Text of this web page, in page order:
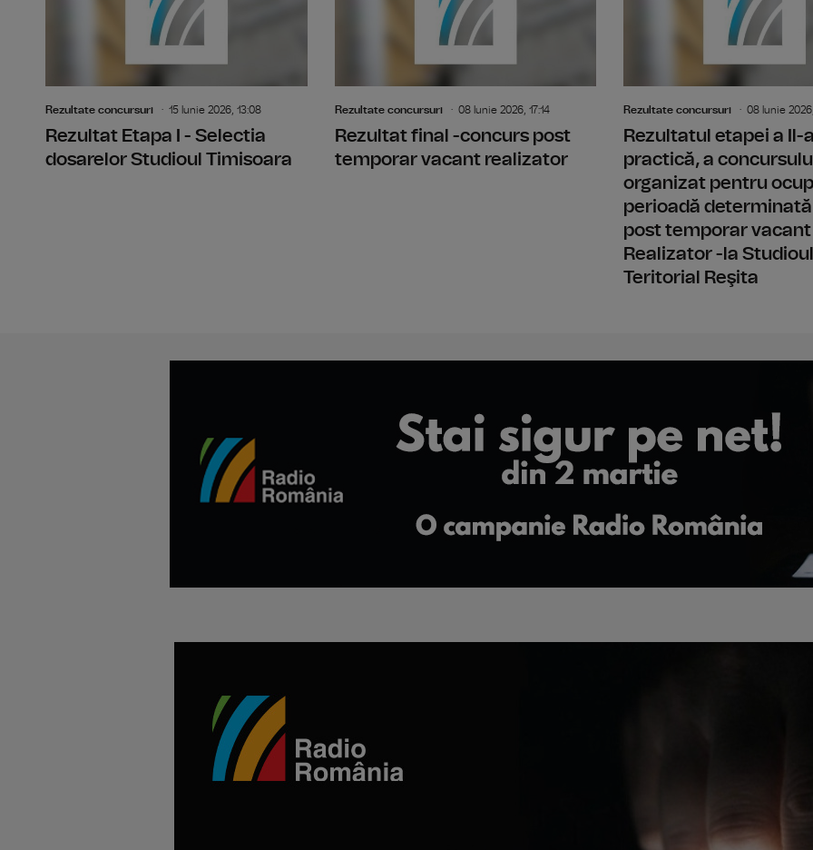
Rezultate concursuri 15 Iunie 2026, 13:08
Rezultat Etapa I - Selectia
dosarelor Studioul Timisoara
Rezultate concursuri 08 Iunie 2026, 17:14
Rezultat final -concurs post
temporar vacant realizator
Rezultate concursuri 08 Iunie
Rezultatul etapei a Il-
practică, a
organizat pentru
perioadă determinată
post temporar vacant
Realizator -la Studioul
Teritorial Reşita